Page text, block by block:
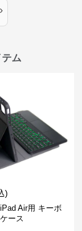
›
ム
)
Air用 キーボ
ース